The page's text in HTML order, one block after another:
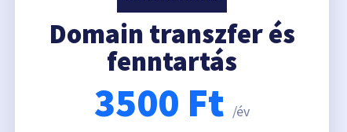
Domain transzfer és
fenntartás
3500 Ft /év